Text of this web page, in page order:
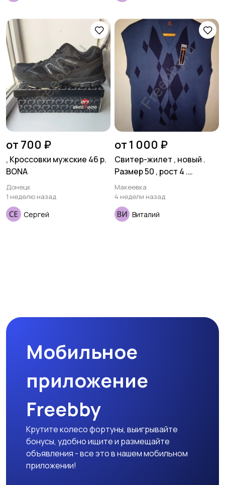
от 700 ₽
, Кроссовки мужские 46 р.
BONA
Донецк
1 неделю назад
Сергей
от 1 000 ₽
Свитер-жилет , новый .
Размер 50 , рост 4 .
Шерсть 50 % . Турция .
Макеевка
4 недели назад
Виталий
Мобильное
приложение
Freebby
Крутите колесо фортуны, выигрывайте
бонусы, удобно ищите и размещайте
объявления - все это в нашем мобильном
приложении!